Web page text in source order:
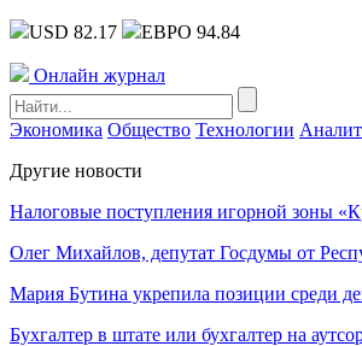
USD 82.17 ЕВРО 94.84
Онлайн журнал
Экономика Общество Технологии
Другие новости
Налоговые поступления игорной зоны
Олег Михайлов, депутат Госдумы от
Мария Бутина укрепила позиции среди
Бухгалтер в штате или бухгалтер на